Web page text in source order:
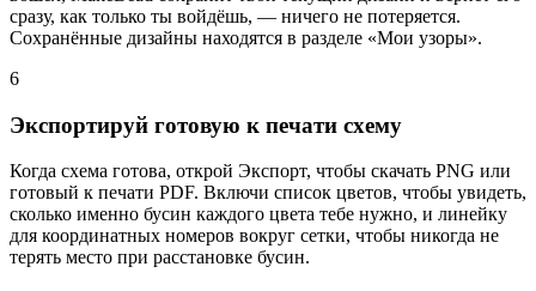
сразу, как только ты войдёшь, — ничего не потеряется.
Сохранённые дизайны находятся в разделе «Мои узоры».
6
Экспортируй готовую к печати схему
Когда схема готова, открой Экспорт, чтобы скачать PNG или
готовый к печати PDF. Включи список цветов, чтобы увидеть,
сколько именно бусин каждого цвета тебе нужно, и линейку
для координатных номеров вокруг сетки, чтобы никогда не
терять место при расстановке бусин.